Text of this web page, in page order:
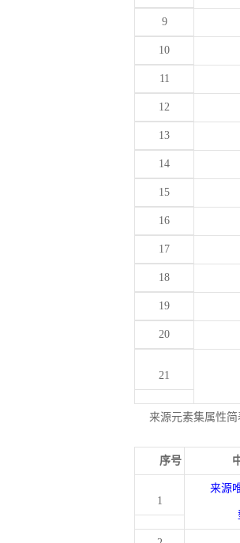
9
10
11
12
13
14
15
16
17
18
19
20
21
来源元素集属性简
序号
1
来源